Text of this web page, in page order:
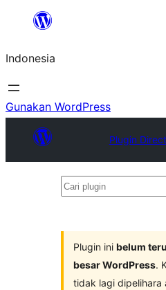
Lewati
konten
Indonesia
Gunakan WordPress
Plugin
Cari
Plugin ini belum
besar WordPress.
tidak lagi dipelihara